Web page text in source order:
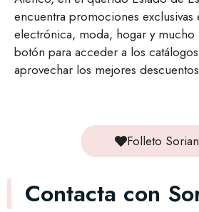
encuentra promociones
electrónica, moda, hogar y mucho
botón para acceder a los
aprovechar los mejores
Folleto
Contacta con